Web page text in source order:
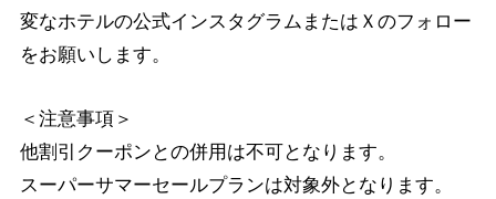
変なホテルの公式インスタグラムまたはＸのフォロー
をお願いします。
＜注意事項＞
他割引クーポンとの併用は不可となります。
スーパーサマーセールプランは対象外となります。